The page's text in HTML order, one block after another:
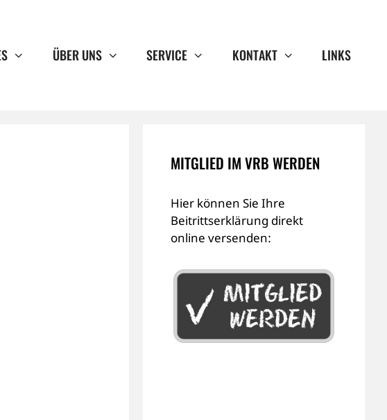
ÜBER UNS SERVICE KONTAKT LINKS
MITGLIED IM VRB WERDEN
Hier können Sie Ihre
Beitrittserklärung direkt
online versenden: